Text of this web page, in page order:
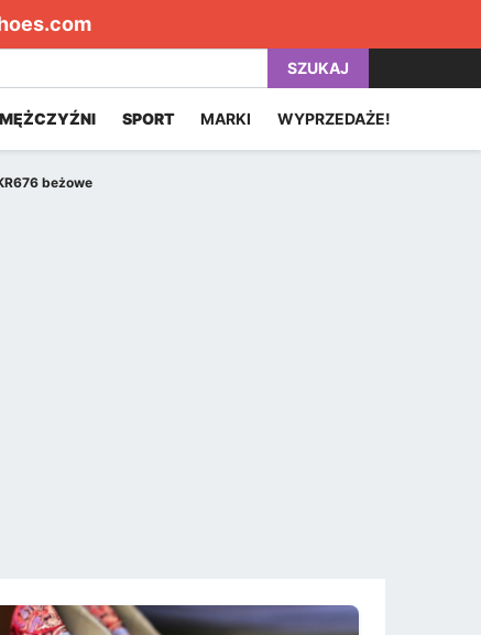
SZUKAJ
MĘŻCZYŹNI SPORT MARKI WYPRZEDAŻE!
beżowe